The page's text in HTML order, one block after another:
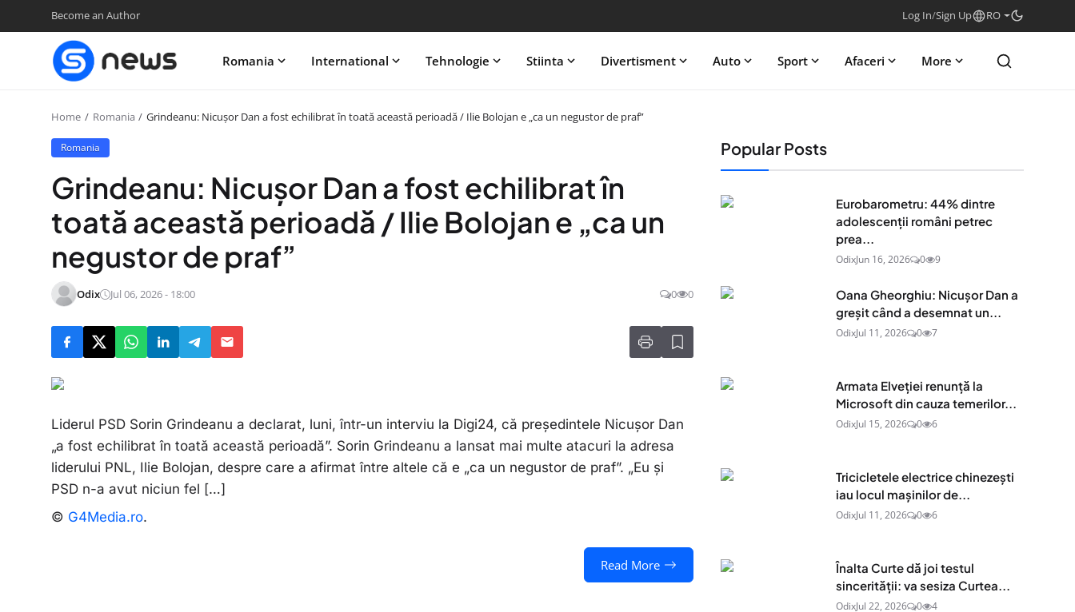
Become an Author Log In/Sign Up RO
Romania International Tehnologie Stiinta Divertisment Auto Sport Afaceri More
Home Romania Grindeanu: Nicușor Dan a fost echilibrat în toată această perioadă / Ilie Bolojan e „ca un negustor de praf”
Romania
Grindeanu: Nicușor Dan a fost echilibrat în
toată această perioadă / Ilie Bolojan e „ca un
negustor de praf”
Odix Jul 06, 2026 - 18:00 0 0
Liderul PSD Sorin Grindeanu a declarat, luni, într-un interviu la Digi24, că președintele Nicușor Dan
„a fost echilibrat în toată această perioadă”. Sorin Grindeanu a lansat mai multe atacuri la adresa
liderului PNL, Ilie Bolojan, despre care a afirmat între altele că e „ca un negustor de praf”. „Eu și
PSD n-a avut niciun fel […]
© G4Media.ro.
Read More
Popular Posts
Eurobarometru: 44% dintre
adolescenţii români petrec
prea...
OdixJun 16, 2026 0 9
Oana Gheorghiu: Nicușor Dan a
greșit când a desemnat un...
OdixJul 11, 2026 0 7
Armata Elveției renunță la
Microsoft din cauza temerilor...
OdixJul 15, 2026 0 6
Tricicletele electrice chinezești
iau locul mașinilor de...
OdixJul 11, 2026 0 6
Înalta Curte dă joi testul
sincerității: va sesiza Curtea...
OdixJul 22, 2026 0 4